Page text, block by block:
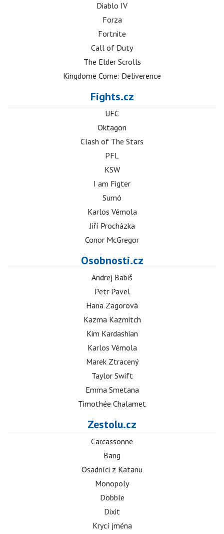
Diablo IV
Forza
Fortnite
Call of Duty
The Elder Scrolls
Kingdome Come: Deliverence
Fights.cz
UFC
Oktagon
Clash of The Stars
PFL
KSW
I am Figter
Sumó
Karlos Vémola
Jiří Procházka
Conor McGregor
Osobnosti.cz
Andrej Babiš
Petr Pavel
Hana Zagorová
Kazma Kazmitch
Kim Kardashian
Karlos Vémola
Marek Ztracený
Taylor Swift
Emma Smetana
Timothée Chalamet
Zestolu.cz
Carcassonne
Bang
Osadníci z Katanu
Monopoly
Dobble
Dixit
Krycí jména